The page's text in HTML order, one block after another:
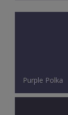
Purple Polka